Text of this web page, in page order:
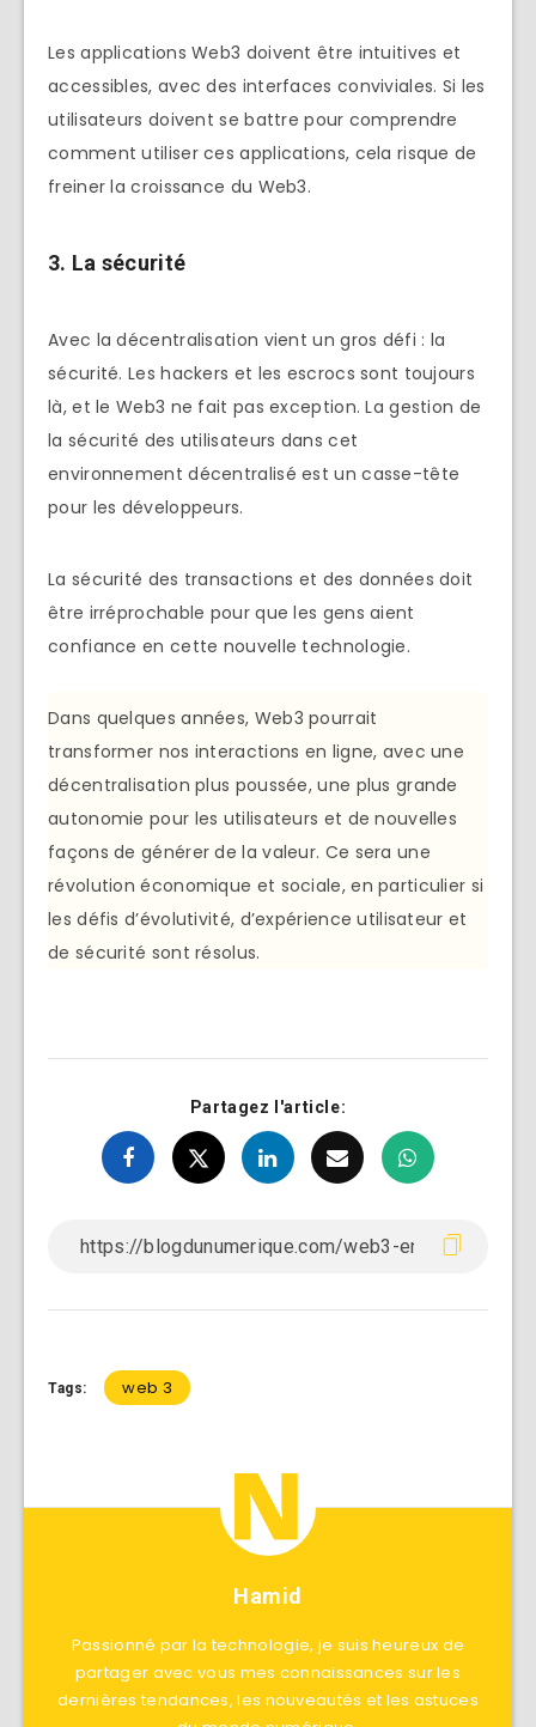
Les applications Web3 doivent être intuitives et
accessibles, avec des interfaces conviviales. Si les
utilisateurs doivent se battre pour comprendre
comment utiliser ces applications, cela risque de
freiner la croissance du Web3.
3. La sécurité
Avec la décentralisation vient un gros défi : la
sécurité. Les hackers et les escrocs sont toujours
là, et le Web3 ne fait pas exception. La gestion de
la sécurité des utilisateurs dans cet
environnement décentralisé est un casse-tête
pour les développeurs.
La sécurité des transactions et des données doit
être irréprochable pour que les gens aient
confiance en cette nouvelle technologie.
Dans quelques années, Web3 pourrait
transformer nos interactions en ligne, avec une
décentralisation plus poussée, une plus grande
autonomie pour les utilisateurs et de nouvelles
façons de générer de la valeur. Ce sera une
révolution économique et sociale, en particulier si
les défis d’évolutivité, d’expérience utilisateur et
de sécurité sont résolus.
Partagez l'article:
Tags: web 3
Hamid
Passionné par la technologie, je suis heureux de
partager avec vous mes connaissances sur les
dernières tendances, les nouveautés et les astuces